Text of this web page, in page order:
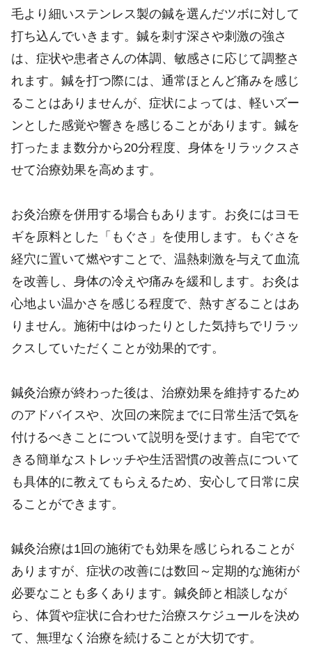
毛より細いステンレス製の鍼を選んだツボに対して
打ち込んでいきます。鍼を刺す深さや刺激の強さ
は、症状や患者さんの体調、敏感さに応じて調整さ
れます。鍼を打つ際には、通常ほとんど痛みを感じ
ることはありませんが、症状によっては、軽いズー
ンとした感覚や響きを感じることがあります。鍼を
打ったまま数分から20分程度、身体をリラックスさ
せて治療効果を高めます。
お灸治療を併用する場合もあります。お灸にはヨモ
ギを原料とした「もぐさ」を使用します。もぐさを
経穴に置いて燃やすことで、温熱刺激を与えて血流
を改善し、身体の冷えや痛みを緩和します。お灸は
心地よい温かさを感じる程度で、熱すぎることはあ
りません。施術中はゆったりとした気持ちでリラッ
クスしていただくことが効果的です。
鍼灸治療が終わった後は、治療効果を維持するため
のアドバイスや、次回の来院までに日常生活で気を
付けるべきことについて説明を受けます。自宅でで
きる簡単なストレッチや生活習慣の改善点について
も具体的に教えてもらえるため、安心して日常に戻
ることができます。
鍼灸治療は1回の施術でも効果を感じられることが
ありますが、症状の改善には数回～定期的な施術が
必要なことも多くあります。鍼灸師と相談しなが
ら、体質や症状に合わせた治療スケジュールを決め
て、無理なく治療を続けることが大切です。